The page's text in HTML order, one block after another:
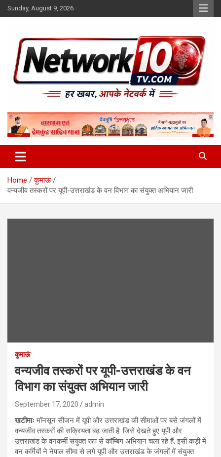
Skip
to
Sunday, August 9, 2026
Network10tv
Home
कुमाऊं
वन्यजीव तस्करों पर यूपी-उत्तराखंड के वन विभाग का संयुक्त अभियान जारी
कुमाऊं
वन्यजीव तस्करों पर यूपी-उत्तराखंड के वन
विभाग का संयुक्त अभियान जारी
September 17, 2020 admin
खटीमाः मॉनसून सीजन में यूपी और उत्तराखंड की सीमाओं पर बसे जंगलों में
वन्यजीव तस्करों की सक्रियता बढ़ जाती है. जिसे देखते हुए यूपी और
उत्तराखंड के वनकर्मी संयुक्त रूप से कॉम्बिंग अभियान चला रहे हैं. इसी कड़ी में
वन कर्मियों ने नेपाल सीमा से लगे यूपी और उत्तराखंड के जंगलों में संयुक्त